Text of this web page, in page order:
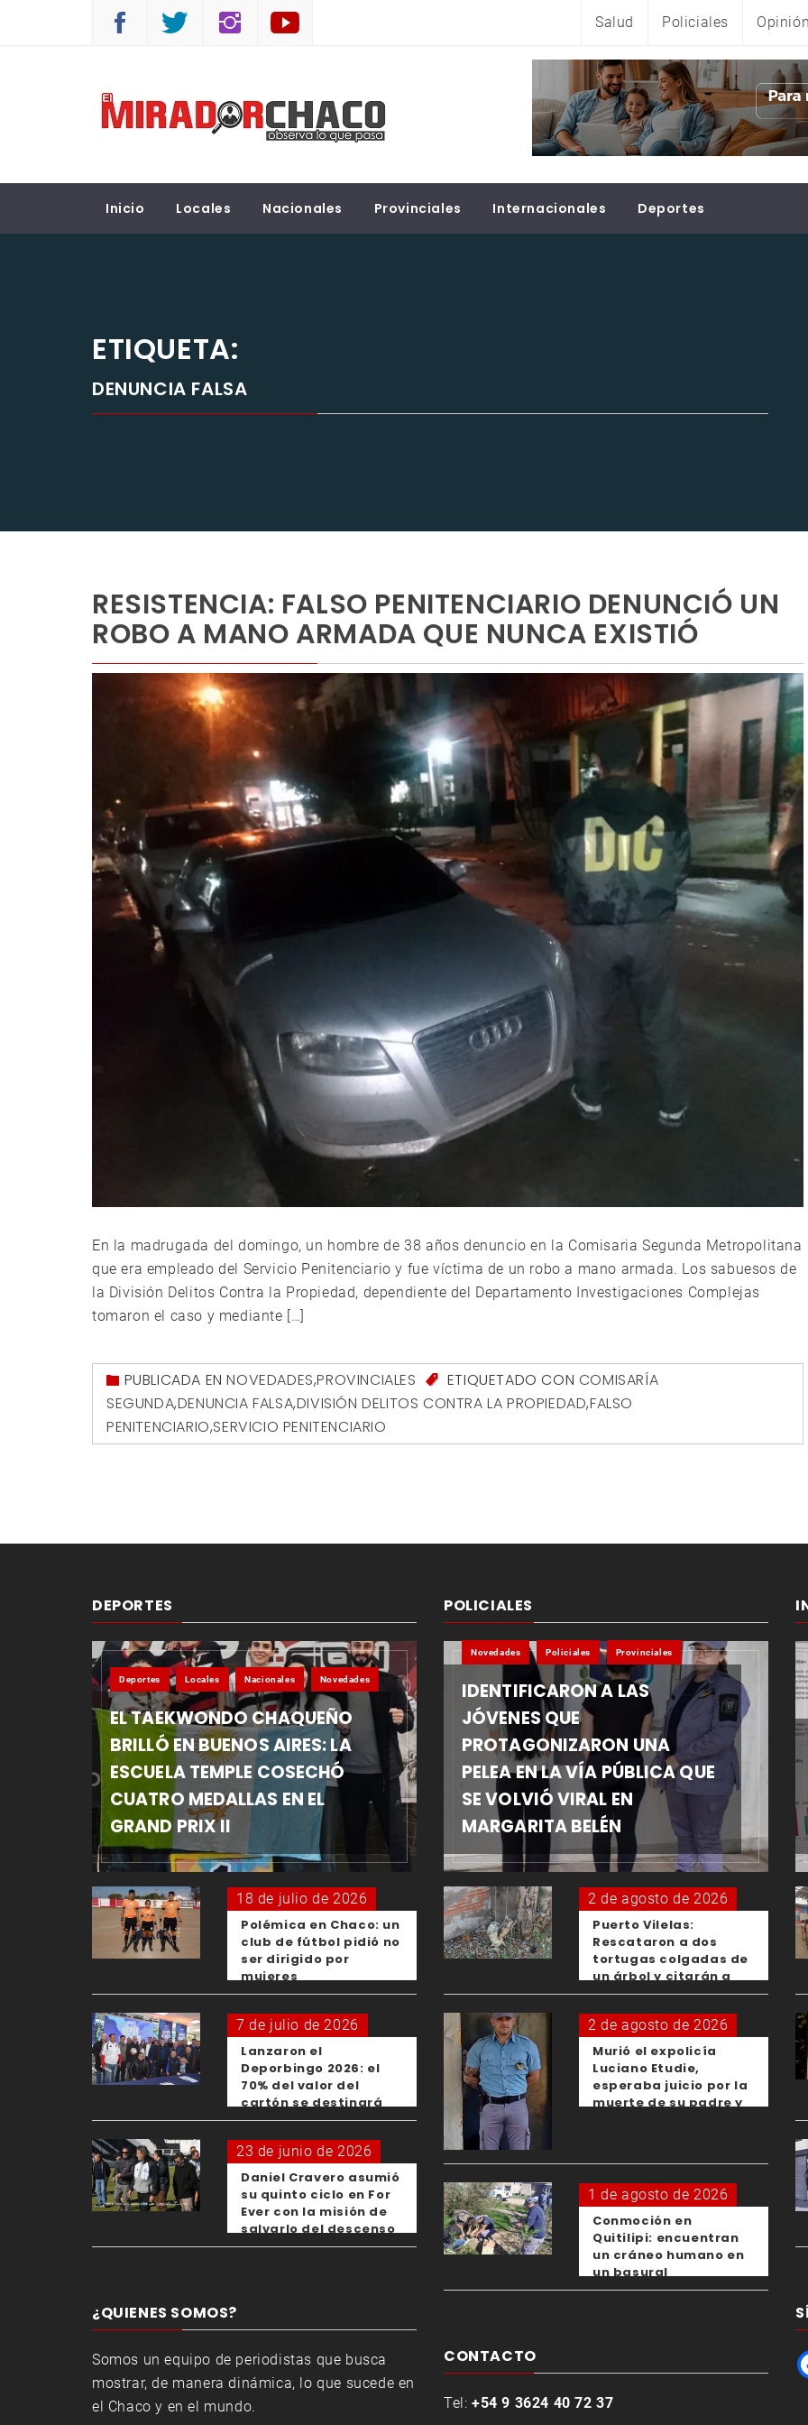
Salud Policiales Opinión
EL MIRADOR CHACO
Inicio Locales Nacionales Provinciales Internacionales Deportes
ETIQUETA:
DENUNCIA FALSA
RESISTENCIA: FALSO PENITENCIARIO DENUNCIÓ UN
ROBO A MANO ARMADA QUE NUNCA EXISTIÓ
En la madrugada del domingo, un hombre de 38 años denuncio en la Comisaria Segunda Metropolitana
que era empleado del Servicio Penitenciario y fue víctima de un robo a mano armada. Los sabuesos de
la División Delitos Contra la Propiedad, dependiente del Departamento Investigaciones Complejas
tomaron el caso y mediante […]
PUBLICADA ENNOVEDADES,PROVINCIALES ETIQUETADO CON COMISARÍA
SEGUNDA,DENUNCIA FALSA,DIVISIÓN DELITOS CONTRA LA PROPIEDAD,FALSO
PENITENCIARIO,SERVICIO PENITENCIARIO
DEPORTES
Deportes Locales Nacionales Novedades
EL TAEKWONDO CHAQUEÑO
BRILLÓ EN BUENOS AIRES: LA
ESCUELA TEMPLE COSECHÓ
CUATRO MEDALLAS EN EL
GRAND PRIX II
18 de julio de 2026
Polémica en Chaco: un
club de fútbol pidió no
ser dirigido por
mujeres
7 de julio de 2026
Lanzaron el
Deporbingo 2026: el
70% del valor del
cartón se destinará
para los clubes
23 de junio de 2026
Daniel Cravero asumió
su quinto ciclo en For
Ever con la misión de
salvarlo del descenso
¿QUIENES SOMOS?
Somos un equipo de periodistas que busca
mostrar, de manera dinámica, lo que sucede en
el Chaco y en el mundo.
POLICIALES
Novedades Policiales Provinciales
IDENTIFICARON A LAS
JÓVENES QUE
PROTAGONIZARON UNA
PELEA EN LA VÍA PÚBLICA QUE
SE VOLVIÓ VIRAL EN
MARGARITA BELÉN
2 de agosto de 2026
Puerto Vilelas:
Rescataron a dos
tortugas colgadas de
un árbol y citarán a
los padres de los
menores responsables
2 de agosto de 2026
Murió el expolicía
Luciano Etudie,
esperaba juicio por la
muerte de su padre y
1 de agosto de 2026
Conmoción en
Quitilipi: encuentran
un cráneo humano en
un basural
CONTACTO
Tel: +54 9 3624 40 72 37